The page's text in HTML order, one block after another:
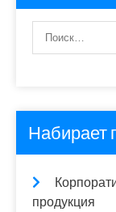
Набирает
продукция